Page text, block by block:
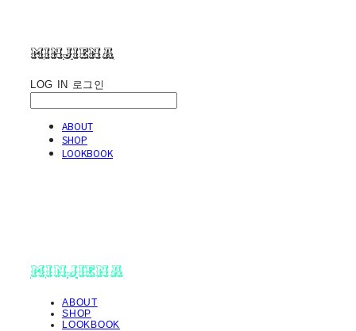
minjiena
LOG IN 로그인
ABOUT
SHOP
LOOKBOOK
minjiena
ABOUT
SHOP
LOOKBOOK